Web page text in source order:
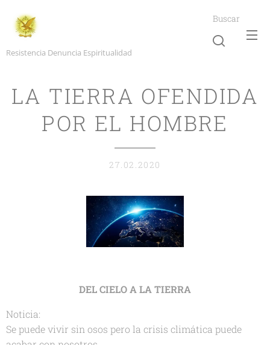
Resistencia Denuncia Espiritualidad
Buscar
LA TIERRA OFENDIDA
POR EL HOMBRE
27.02.2020
DEL CIELO A LA TIERRA
Noticia:
Se puede vivir sin osos pero la crisis climática puede